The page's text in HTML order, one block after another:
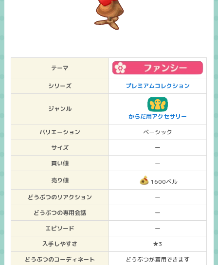
テーマ
シリーズ プレミアムコレクション
ジャンル
からだ用アクセサリー
バリエーション
ベーシック
サイズ
ー
買い値
ー
売り値
1600ベル
どうぶつのリアクション
ー
どうぶつの専用会話
ー
エピソード
ー
入手しやすさ
★3
どうぶつのコーディネート
どうぶつが着用できます